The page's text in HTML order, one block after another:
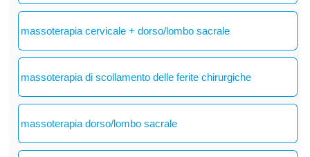
massoterapia cervicale + dorso/lombo sacrale
massoterapia di scollamento delle ferite chirurgiche
massoterapia dorso/lombo sacrale